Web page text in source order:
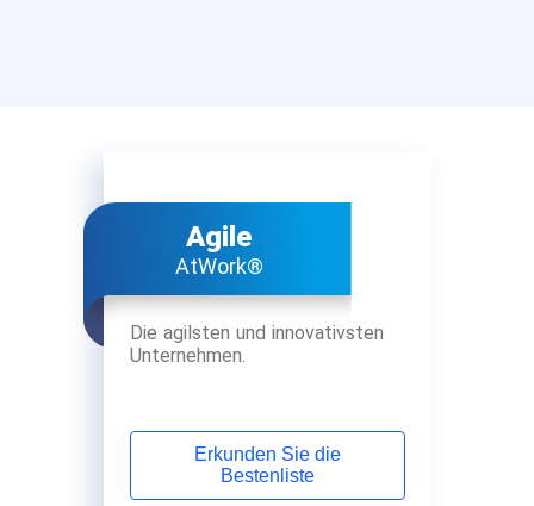
Agile
AtWork®
Die agilsten und innovativsten
Unternehmen.
Erkunden Sie die
Bestenliste